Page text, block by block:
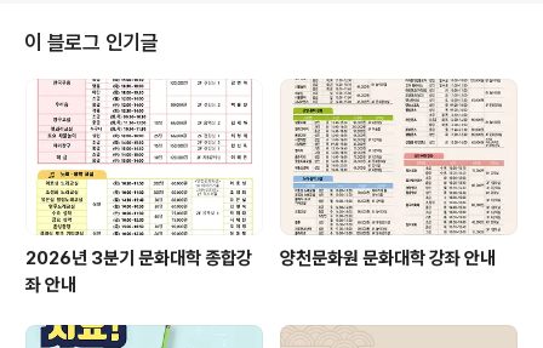
이 블로그 인기글
2026년 3분기 문화대학 종합강
좌 안내
양천문화원 문화대학 강좌 안내